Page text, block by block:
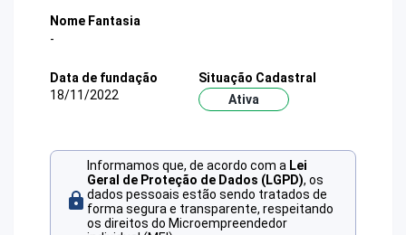
Nome Fantasia
-
Data de fundação
18/11/2022
Situação Cadastral
Ativa
Informamos que, de acordo com a Lei
Geral de Proteção de Dados (LGPD), os
dados pessoais estão sendo tratados de
forma segura e transparente, respeitando
os direitos do Microempreendedor